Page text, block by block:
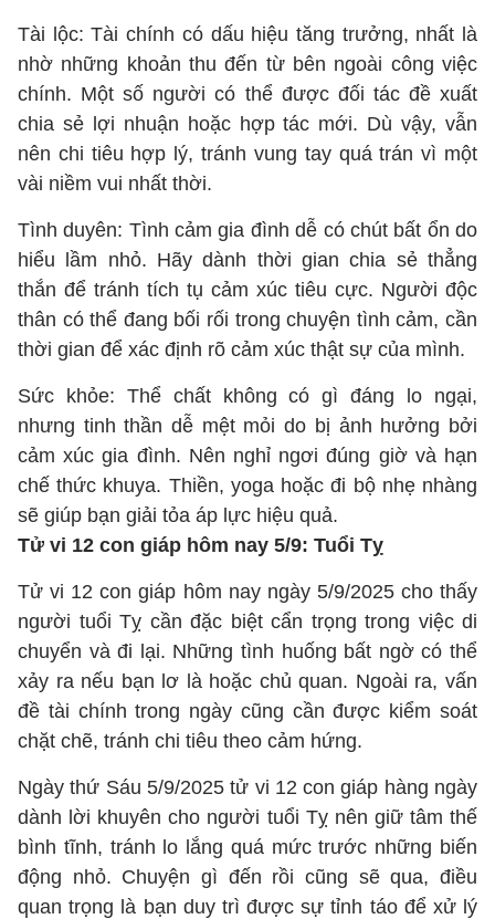
Tài lộc: Tài chính có dấu hiệu tăng trưởng, nhất là
nhờ những khoản thu đến từ bên ngoài công việc
chính. Một số người có thể được đối tác đề xuất
chia sẻ lợi nhuận hoặc hợp tác mới. Dù vậy, vẫn
nên chi tiêu hợp lý, tránh vung tay quá trán vì một
vài niềm vui nhất thời.
Tình duyên: Tình cảm gia đình dễ có chút bất ổn do
hiểu lầm nhỏ. Hãy dành thời gian chia sẻ thẳng
thắn để tránh tích tụ cảm xúc tiêu cực. Người độc
thân có thể đang bối rối trong chuyện tình cảm, cần
thời gian để xác định rõ cảm xúc thật sự của mình.
Sức khỏe: Thể chất không có gì đáng lo ngại,
nhưng tinh thần dễ mệt mỏi do bị ảnh hưởng bởi
cảm xúc gia đình. Nên nghỉ ngơi đúng giờ và hạn
chế thức khuya. Thiền, yoga hoặc đi bộ nhẹ nhàng
sẽ giúp bạn giải tỏa áp lực hiệu quả.
Tử vi 12 con giáp hôm nay 5/9: Tuổi Tỵ
Tử vi 12 con giáp hôm nay ngày 5/9/2025 cho thấy
người tuổi Tỵ cần đặc biệt cẩn trọng trong việc di
chuyển và đi lại. Những tình huống bất ngờ có thể
xảy ra nếu bạn lơ là hoặc chủ quan. Ngoài ra, vấn
đề tài chính trong ngày cũng cần được kiểm soát
chặt chẽ, tránh chi tiêu theo cảm hứng.
Ngày thứ Sáu 5/9/2025 tử vi 12 con giáp hàng ngày
dành lời khuyên cho người tuổi Tỵ nên giữ tâm thế
bình tĩnh, tránh lo lắng quá mức trước những biến
động nhỏ. Chuyện gì đến rồi cũng sẽ qua, điều
quan trọng là bạn duy trì được sự tỉnh táo để xử lý